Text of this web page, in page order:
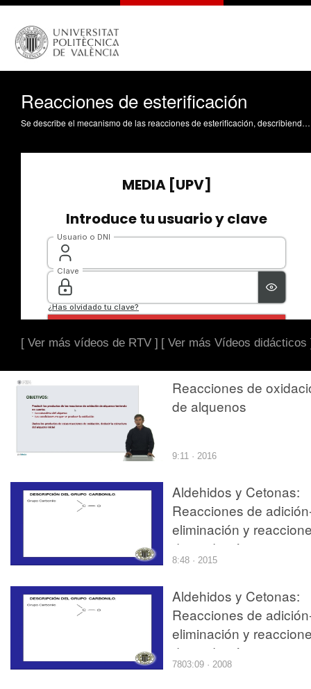
Reacciones de esterificación
Se describe el mecanismo de las reacciones de esterificación, describiendo algunos ésteres relacionados con el aroma de frutas. Se explica también la formación de los poliésteres como ejemplo de esterificación entre ácidos dicarboxílicos y dioles. Llorens Molina, JA. (2018). Reacciones de esterificación. https://riunet.upv.es/handle/10251/103653 DER
[ Ver más vídeos de RTV ] [ Ver más Vídeos didácticos
Reacciones de
de alquenos
9:11 · 2016
Aldehidos y Cetonas:
Reacciones de
eliminación y
de oxidación
8:48 · 2015
Aldehidos y Cetonas:
Reacciones de
eliminación y
de oxidación
7803:09 · 2008